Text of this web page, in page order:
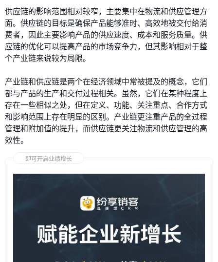
供应链的影响范围相对较窄，主要集中在物流和供应管理方
面。供应链的目标是确保产品能够准时、高效地被交付给消
费者，因此主要影响产品的供应速度、成本和服务质量。供
应链的优化可以提高产品的市场竞争力，但其影响相对于整
个产业链来说较为局限。
产业链和供应链是两个在经济领域中常被提及的概念，它们
都与产品的生产和交付过程相关。虽然，它们在某种程度上
存在一些相似之处，但在定义、功能、关注重点、合作方式
和影响范围上存在明显的区别。产业链更注重产品的全过程
管理和附加值的提升，而供应链更关注物流和供应管理的高
效性。
即可开启业绩增长